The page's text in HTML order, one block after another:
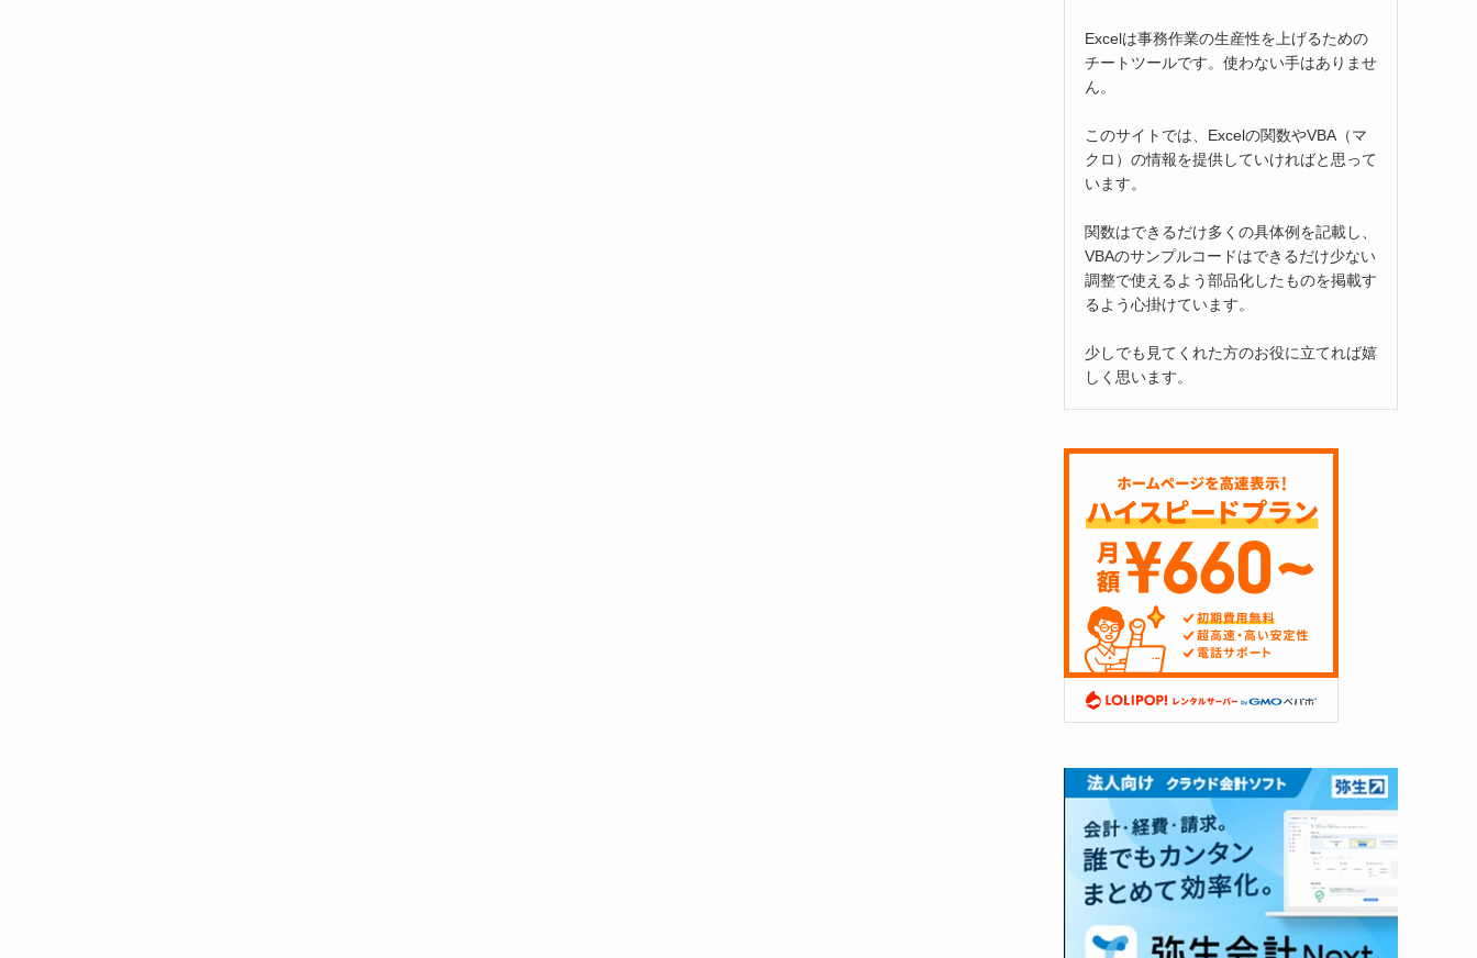
Excelは事務作業の生産性を上げるための
チートツールです。使わない手はありませ
ん。
このサイトでは、Excelの関数やVBA（マ
クロ）の情報を提供していければと思って
います。
関数はできるだけ多くの具体例を記載し、
VBAのサンプルコードはできるだけ少ない
調整で使えるよう部品化したものを掲載す
るよう心掛けています。
少しでも見てくれた方のお役に立てれば嬉
しく思います。